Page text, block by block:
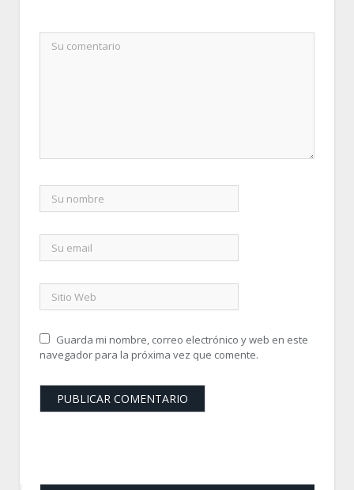
Guarda mi nombre, correo electrónico y web en este
navegador para la próxima vez que comente.